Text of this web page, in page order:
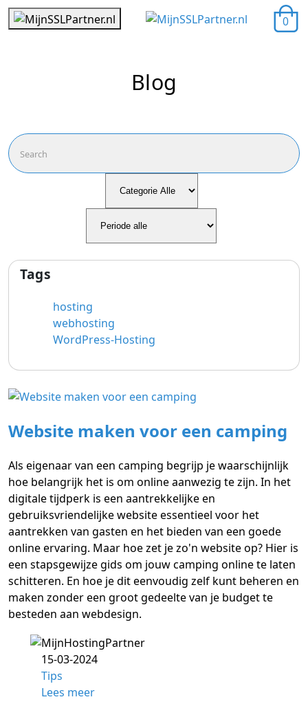
0
Blog
Tags
hosting
webhosting
WordPress-Hosting
Website maken voor een camping
Als eigenaar van een camping begrijp je waarschijnlijk
hoe belangrijk het is om online aanwezig te zijn. In het
digitale tijdperk is een aantrekkelijke en
gebruiksvriendelijke website essentieel voor het
aantrekken van gasten en het bieden van een goede
online ervaring. Maar hoe zet je zo'n website op? Hier is
een stapsgewijze gids om jouw camping online te laten
schitteren. En hoe je dit eenvoudig zelf kunt beheren en
maken zonder een groot gedeelte van je budget te
besteden aan webdesign.
15-03-2024
Tips
Lees meer